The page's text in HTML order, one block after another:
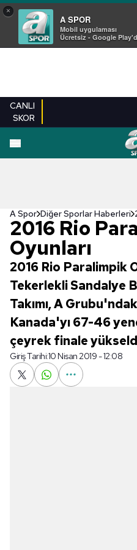
×
A SPOR
Mobil uygulaması
Ücretsiz - Google
CANLI
SKOR
A Spor Diğer Sporlar Haberleri
2016 Rio
Oyunları
2016 Rio Paralimpik
Tekerlekli Sandalye
Takımı, A
Kanada'yı 67-46
çeyrek finale
Giriş Tarihi:10 Nisan 2019 - 12:08